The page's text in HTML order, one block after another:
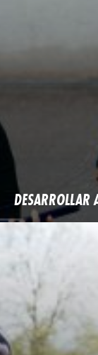
DESARROLLAR